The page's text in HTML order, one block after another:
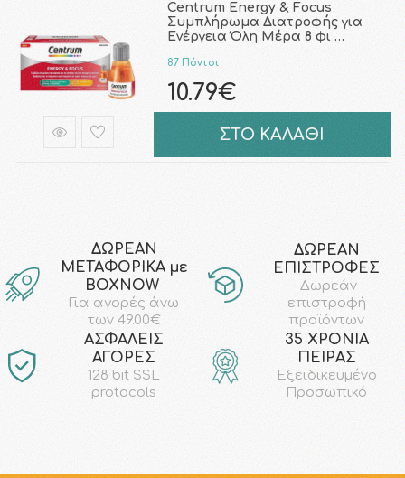
Centrum Energy & Focus
Συμπλήρωμα Διατροφής για
Ενέργεια Όλη Μέρα 8 φι …
87 Πόντοι
10.79€
ΣΤΟ ΚΑΛΑΘΙ
ΔΩΡΕΑΝ
ΜΕΤΑΦΟΡΙΚΑ με
ΒΟΧΝΟW
Για αγορές άνω
των 49.00€
ΔΩΡΕΑΝ
ΕΠΙΣΤΡΟΦΕΣ
Δωρεάν
επιστροφή
προϊόντων
AΣΦΑΛΕΙΣ
ΑΓΟΡΕΣ
128 bit SSL
protocols
35 ΧΡΟΝΙΑ
ΠΕΙΡΑΣ
Εξειδικευμένο
Προσωπικό